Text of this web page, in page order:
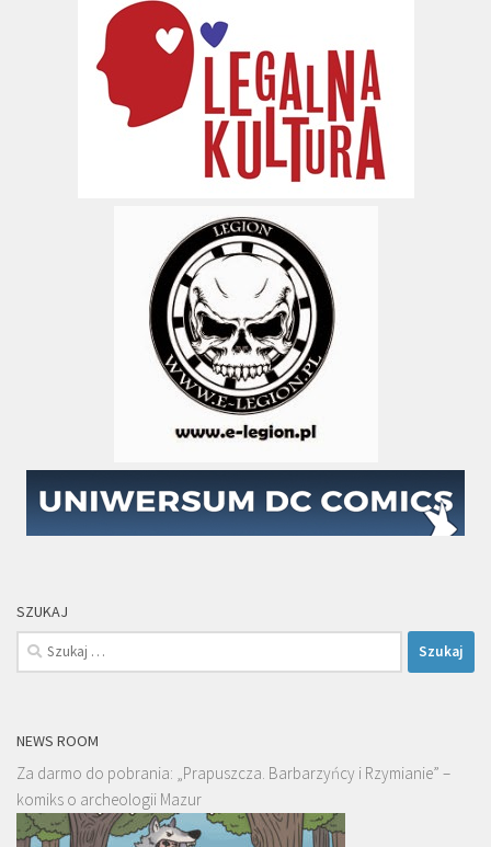
SZUKAJ
Szukaj:
NEWS ROOM
Za darmo do pobrania: „Prapuszcza. Barbarzyńcy i Rzymianie” –
komiks o archeologii Mazur